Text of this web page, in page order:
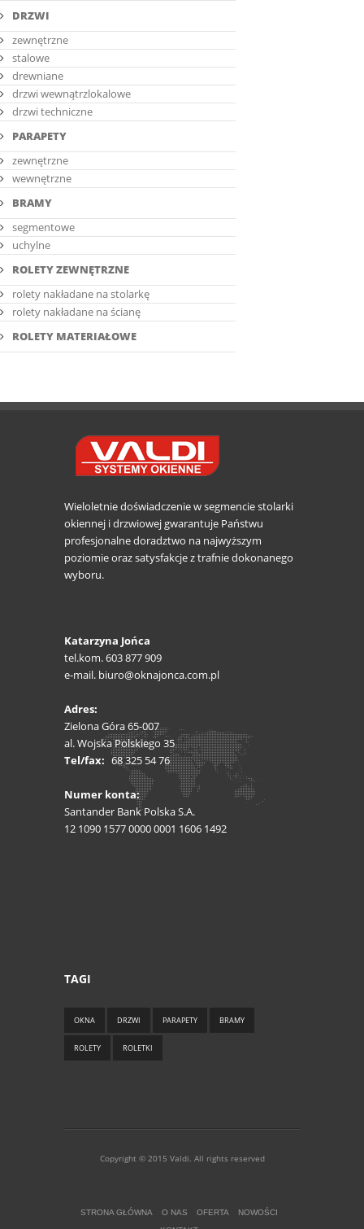
DRZWI
zewnętrzne
stalowe
drewniane
drzwi wewnątrzlokalowe
drzwi techniczne
PARAPETY
zewnętrzne
wewnętrzne
BRAMY
segmentowe
uchylne
ROLETY ZEWNĘTRZNE
rolety nakładane na stolarkę
rolety nakładane na ścianę
ROLETY MATERIAŁOWE
Wieloletnie doświadczenie w segmencie stolarki
okiennej i drzwiowej gwarantuje Państwu
profesjonalne doradztwo na najwyższym
poziomie oraz satysfakcje z trafnie dokonanego
wyboru.
Katarzyna Jońca
tel.kom. 603 877 909
e-mail. biuro@oknajonca.com.pl
Adres:
Zielona Góra 65-007
al. Wojska Polskiego 35
Tel/fax: 68 325 54 76
Numer konta:
Santander Bank Polska S.A.
12 1090 1577 0000 0001 1606 1492
TAGI
OKNA DRZWI PARAPETY BRAMY
ROLETY ROLETKI
Copyright © 2015 Valdi. All rights reserved
STRONA GŁÓWNA O NAS OFERTA
NOWOŚCI